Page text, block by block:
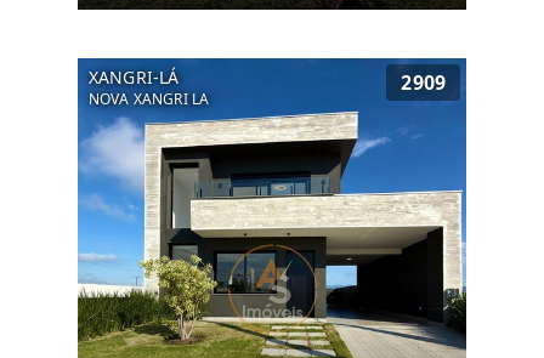
XANGRI-LÁ
NOVA XANGRI LA
2909